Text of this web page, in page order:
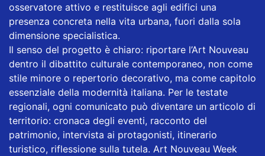
osservatore attivo e restituisce agli edifici una
presenza concreta nella vita urbana, fuori dalla sola
dimensione specialistica.
Il senso del progetto è chiaro: riportare l’Art Nouveau
dentro il dibattito culturale contemporaneo, non come
stile minore o repertorio decorativo, ma come capitolo
essenziale della modernità italiana. Per le testate
regionali, ogni comunicato può diventare un articolo di
territorio: cronaca degli eventi, racconto del
patrimonio, intervista ai protagonisti, itinerario
turistico, riflessione sulla tutela. Art Nouveau Week